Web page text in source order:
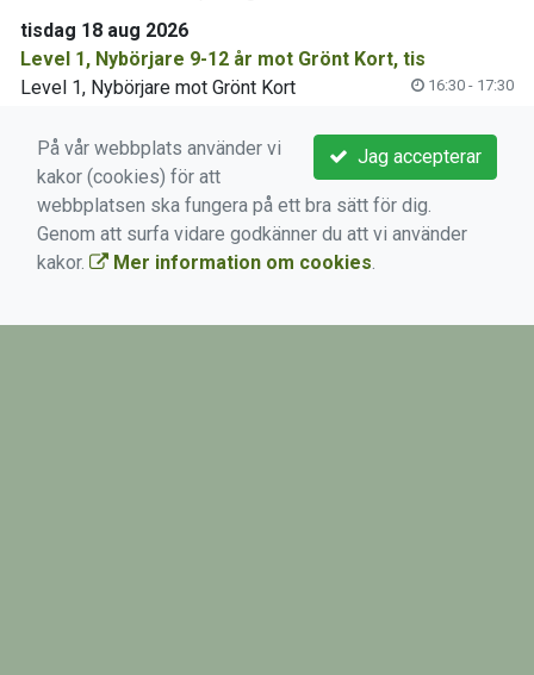
tisdag 18 aug 2026
Level 1, Nybörjare 9-12 år mot Grönt Kort, tis
16:30 - 17:30
Level 1, Nybörjare mot Grönt Kort
Level 1, Nybörjare mot Grönt Kort
Level 2, Junior som spelar golf, hcp 37-54, tis
18:30 - 19:30
Level 2, Junior som spelar golf
Visa fler kommande
Jag accepterar
På vår webbplats använder vi
kakor (cookies) för att
webbplatsen ska fungera på ett bra sätt för dig.
Genom att surfa vidare godkänner du att vi använder
kakor.
Mer information om cookies.